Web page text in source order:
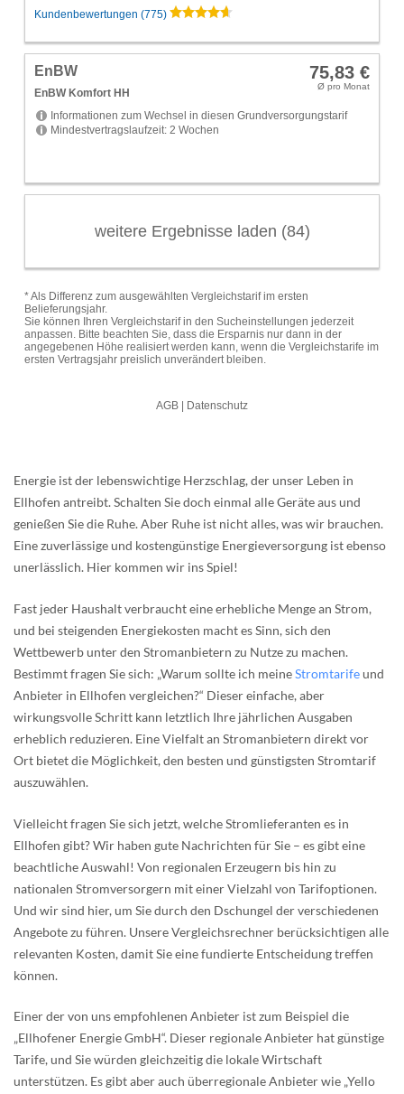
Energie ist der lebenswichtige Herzschlag, der unser Leben in
Ellhofen antreibt. Schalten Sie doch einmal alle Geräte aus und
genießen Sie die Ruhe. Aber Ruhe ist nicht alles, was wir brauchen.
Eine zuverlässige und kostengünstige Energieversorgung ist ebenso
unerlässlich. Hier kommen wir ins Spiel!
Fast jeder Haushalt verbraucht eine erhebliche Menge an Strom,
und bei steigenden Energiekosten macht es Sinn, sich den
Wettbewerb unter den Stromanbietern zu Nutze zu machen.
Bestimmt fragen Sie sich: „Warum sollte ich meineStromtarifeund
Anbieter in Ellhofen vergleichen?“ Dieser einfache, aber
wirkungsvolle Schritt kann letztlich Ihre jährlichen Ausgaben
erheblich reduzieren. Eine Vielfalt an Stromanbietern direkt vor
Ort bietet die Möglichkeit, den besten und günstigsten Stromtarif
auszuwählen.
Vielleicht fragen Sie sich jetzt, welche Stromlieferanten es in
Ellhofen gibt? Wir haben gute Nachrichten für Sie – es gibt eine
beachtliche Auswahl! Von regionalen Erzeugern bis hin zu
nationalen Stromversorgern mit einer Vielzahl von Tarifoptionen.
Und wir sind hier, um Sie durch den Dschungel der verschiedenen
Angebote zu führen. Unsere Vergleichsrechner berücksichtigen alle
relevanten Kosten, damit Sie eine fundierte Entscheidung treffen
können.
Einer der von uns empfohlenen Anbieter ist zum Beispiel die
„Ellhofener Energie GmbH“. Dieser regionale Anbieter hat günstige
Tarife, und Sie würden gleichzeitig die lokale Wirtschaft
unterstützen. Es gibt aber auch überregionale Anbieter wie „Yello